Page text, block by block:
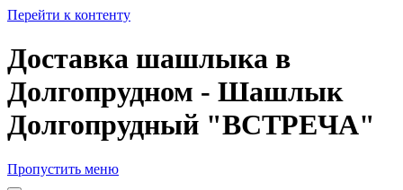
Перейти к контенту
Доставка шашлыка в
Долгопрудном - Шашлык
Долгопрудный "ВСТРЕЧА"
Пропустить меню